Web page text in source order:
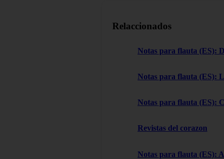
Relaccionados
Notas para flauta (ES):
Notas para flauta (ES):
Notas para flauta (ES):
Revistas del corazon
Notas para flauta (ES):